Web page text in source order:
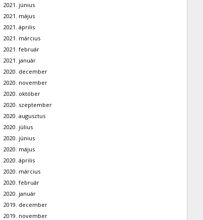
2021. június
2021. május
2021. április
2021. március
2021. február
2021. január
2020. december
2020. november
2020. október
2020. szeptember
2020. augusztus
2020. július
2020. június
2020. május
2020. április
2020. március
2020. február
2020. január
2019. december
2019. november